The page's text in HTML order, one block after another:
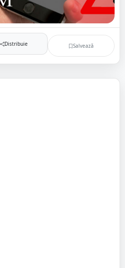
Distribuie Salvează